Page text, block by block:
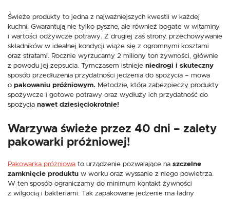
Świeże produkty to jedna z najważniejszych kwestii w każdej
kuchni. Gwarantują nie tylko pyszne, ale również bogate w witaminy
i wartości odżywcze potrawy. Z drugiej zaś strony, przechowywanie
składników w idealnej kondycji wiąże się z ogromnymi kosztami
oraz stratami. Rocznie wyrzucamy 2 miliony ton żywności, głównie
z powodu jej zepsucia. Tymczasem istnieje niedrogi i skuteczny
sposób przedłużenia przydatności jedzenia do spożycia – mowa
o pakowaniu próżniowym. Metodzie, która zabezpieczy produkty
spożywcze i gotowe potrawy oraz wydłuży ich przydatność do
spożycia nawet dziesięciokrotnie!
Warzywa świeże przez 40 dni – zalety
pakowarki próżniowej!
Pakowarka próżniowa to urządzenie pozwalające na szczelne
zamknięcie produktu w worku oraz wyssanie z niego powietrza.
W ten sposób ograniczamy do minimum kontakt żywności
z wilgocią i bakteriami. Tak zapakowane jedzenie ma ładny
zanonimizowanej. Wyrażenie zgody na analityczne pliki cookies gwarantuje
dostępność wszystkich funkcjonalności.
Dzięki reklamowym plikom cookies prezentujemy Ci najciekawsze
informacje i aktualności na stronach naszych partnerów.
Promocyjne pliki cookies służą do prezentowania Ci naszych komunikatów
na podstawie analizy Twoich upodobań oraz Twoich zwyczajów
dotyczących przeglądanej witryny internetowej. Treści promocyjne mogą
pojawić się na stronach podmiotów trzecich lub firm będących naszymi
partnerami oraz innych dostawców usług. Firmy te działają w charakterze
pośredników prezentujących nasze treści w postaci wiadomości, ofert,
komunikatów mediów społecznościowych.